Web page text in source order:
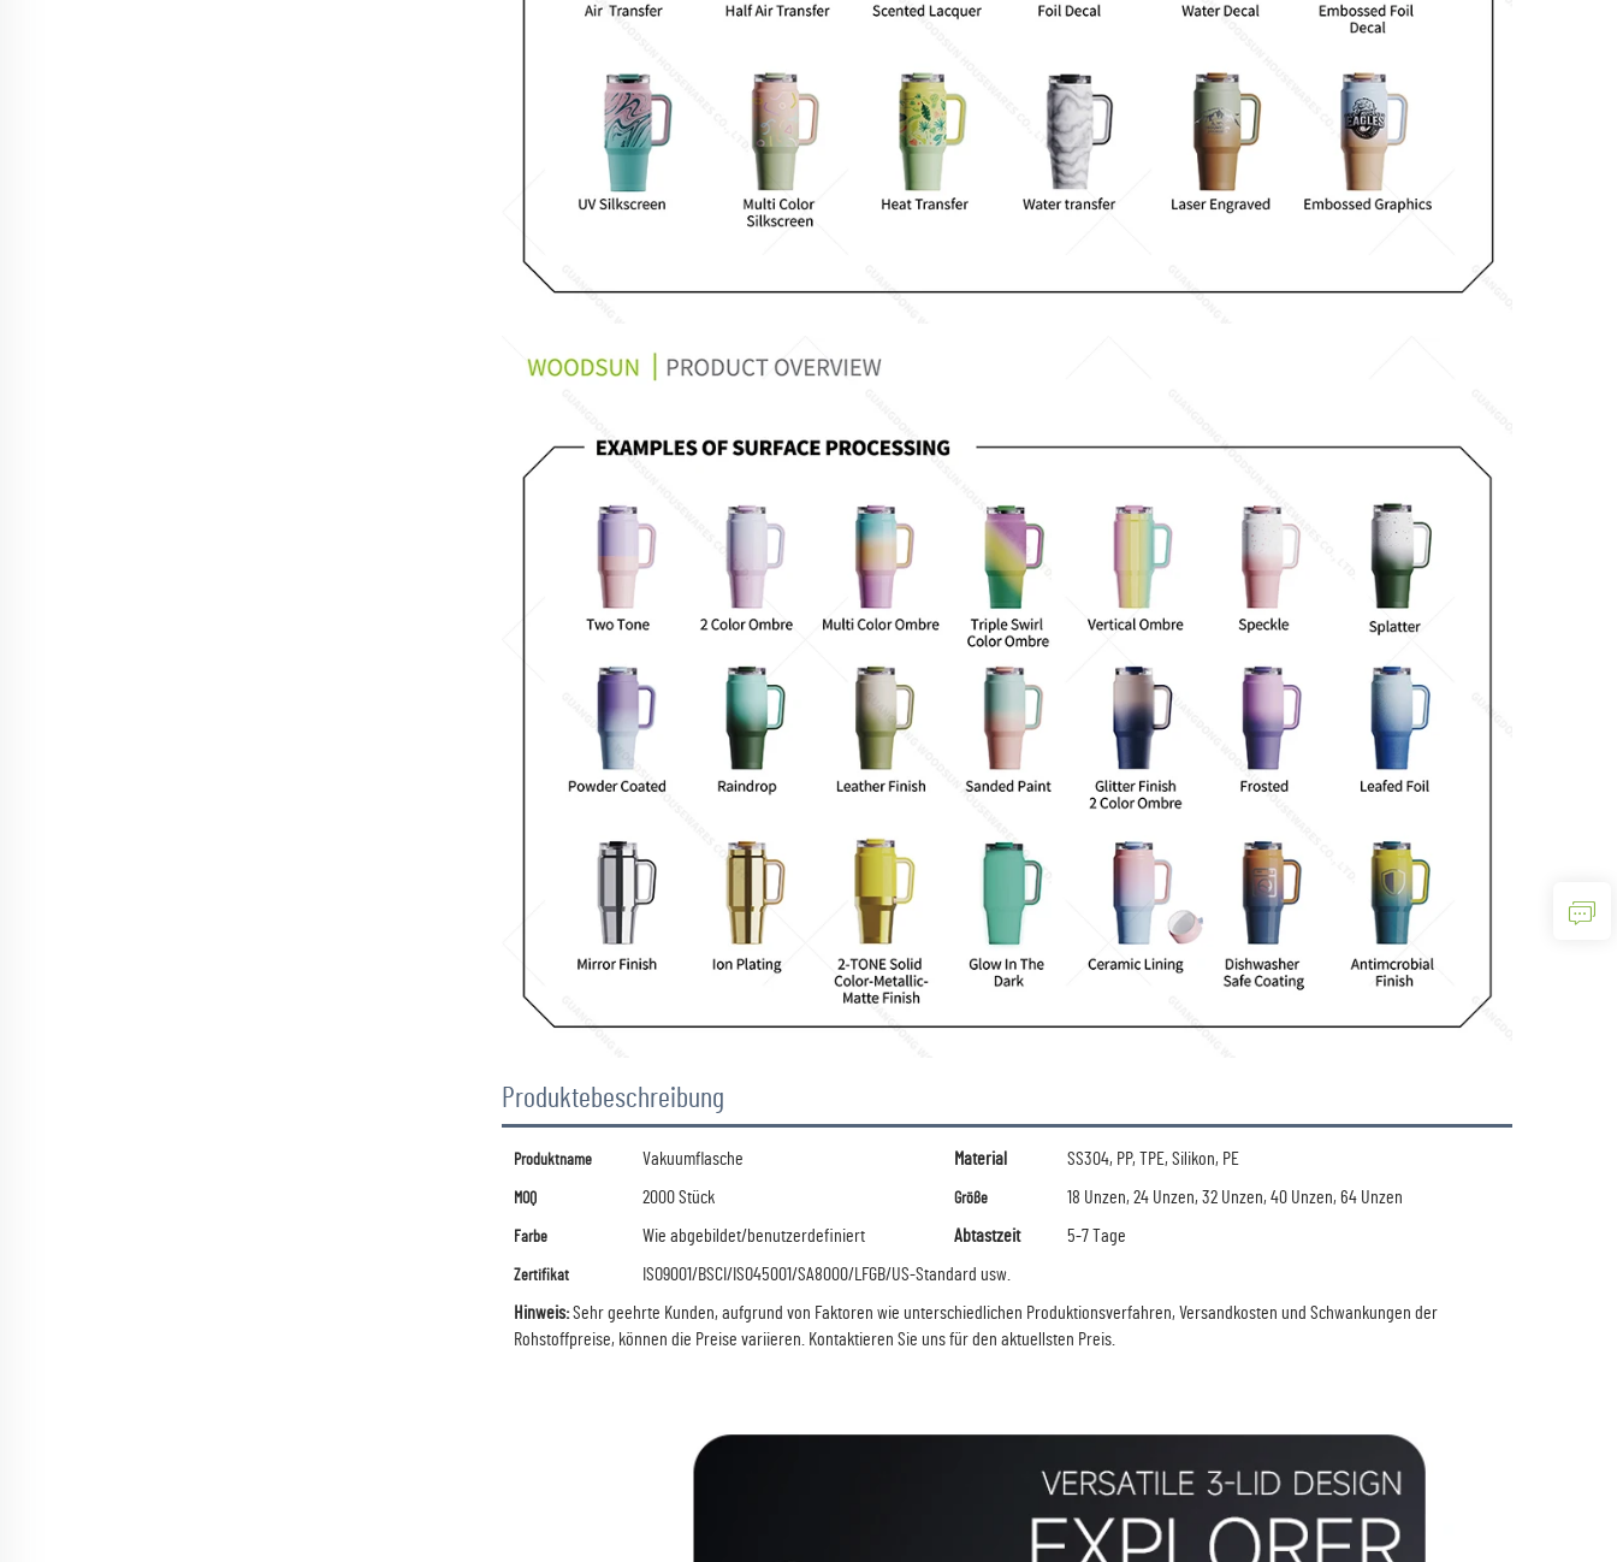
Produktebeschreibung
Produktname Vakuumflasche Material SS304, PP, TPE, Silikon, PE
MOQ 2000 Stück Größe 18 Unzen, 24 Unzen, 32 Unzen, 40 Unzen, 64 Unzen
Farbe Wie abgebildet/benutzerdefiniert Abtastzeit 5-7 Tage
Zertifikat
ISO9001/BSCI/ISO45001/SA8000/LFGB/US-Standard usw.
Hinweis:Sehr geehrte Kunden, aufgrund von Faktoren wie unterschiedlichen Produktionsverfahren, Versandkosten und Schwankungen der
Rohstoffpreise, können die Preise variieren. Kontaktieren Sie uns für den aktuellsten Preis.